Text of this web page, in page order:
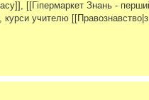
[[Гіпермаркет Знань -
курси учителю